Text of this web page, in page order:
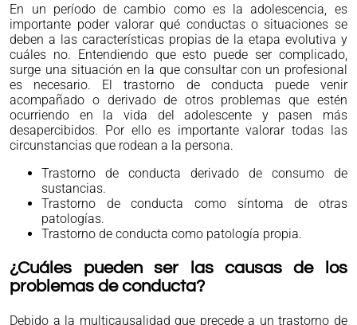
En un período de cambio como es la adolescencia, es
importante poder valorar qué conductas o situaciones se
deben a las características propias de la etapa evolutiva y
cuáles no. Entendiendo que esto puede ser complicado,
surge una situación en la que consultar con un profesional
es necesario. El trastorno de conducta puede venir
acompañado o derivado de otros problemas que estén
ocurriendo en la vida del adolescente y pasen más
desapercibidos. Por ello es importante valorar todas las
circunstancias que rodean a la persona.
Trastorno de conducta derivado de consumo de
sustancias.
Trastorno de conducta como síntoma de otras
patologías.
Trastorno de conducta como patología propia.
¿Cuáles pueden ser las causas de los
problemas de conducta?
Debido a la multicausalidad que precede a un trastorno de